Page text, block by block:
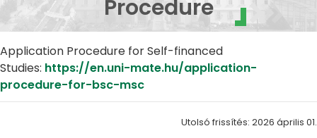
Procedure
Application Procedure for Self-financed
Studies: https://en.uni-mate.hu/application-
procedure-for-bsc-msc
Utolsó frissítés: 2026 április 01.